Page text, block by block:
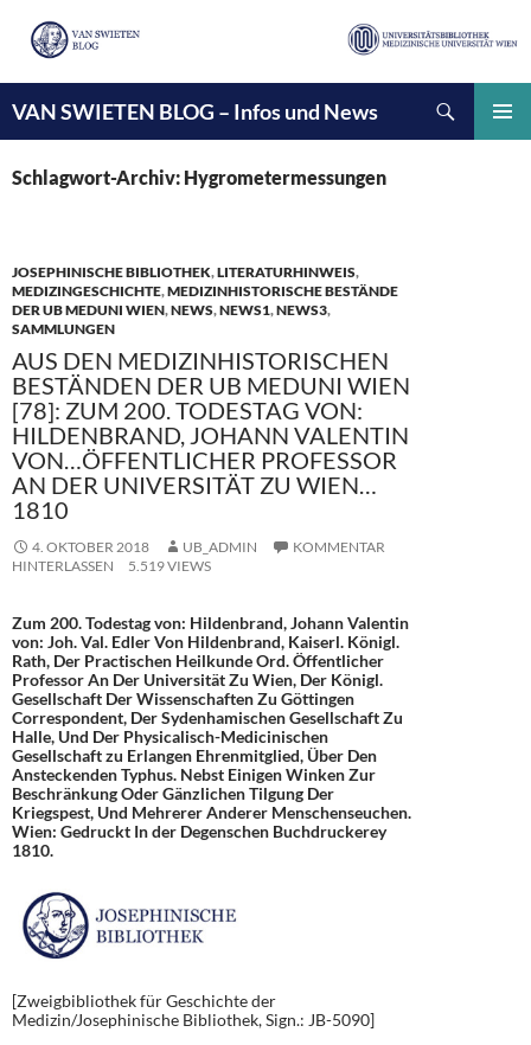
VAN SWIETEN BLOG – Infos und News
INHALT
SPRINGEN
Schlagwort-Archiv: Hygrometermessungen
JOSEPHINISCHE BIBLIOTHEK,LITERATURHINWEIS,
MEDIZINGESCHICHTE,MEDIZINHISTORISCHE BESTÄNDE
DER UB MEDUNI WIEN,NEWS,NEWS1,NEWS3,
SAMMLUNGEN
AUS DEN MEDIZINHISTORISCHEN
BESTÄNDEN DER UB MEDUNI WIEN
[78]: ZUM 200. TODESTAG VON:
HILDENBRAND, JOHANN VALENTIN
VON…ÖFFENTLICHER PROFESSOR
AN DER UNIVERSITÄT ZU WIEN…
1810
4. OKTOBER 2018 UB_ADMIN
KOMMENTAR
HINTERLASSEN
5.519 VIEWS
Zum 200. Todestag von: Hildenbrand, Johann Valentin
von: Joh. Val. Edler Von Hildenbrand, Kaiserl. Königl.
Rath, Der Practischen Heilkunde Ord. Öffentlicher
Professor An Der Universität Zu Wien, Der Königl.
Gesellschaft Der Wissenschaften Zu Göttingen
Correspondent, Der Sydenhamischen Gesellschaft Zu
Halle, Und Der Physicalisch-Medicinischen
Gesellschaft zu Erlangen Ehrenmitglied, Über Den
Ansteckenden Typhus. Nebst Einigen Winken Zur
Beschränkung Oder Gänzlichen Tilgung Der
Kriegspest, Und Mehrerer Anderer Menschenseuchen.
Wien: Gedruckt In der Degenschen Buchdruckerey
1810.
[Zweigbibliothek für Geschichte der
Medizin/Josephinische Bibliothek, Sign.: JB-5090]